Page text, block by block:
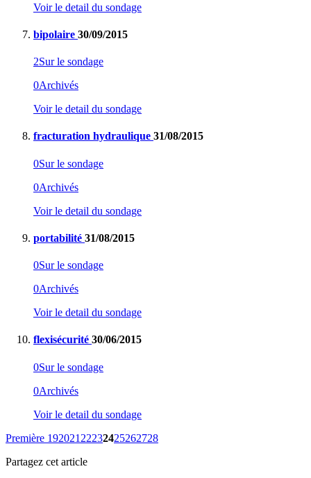
Voir le detail du sondage
bipolaire 30/09/2015
2Sur le sondage
0Archivés
Voir le detail du sondage
fracturation hydraulique 31/08/2015
0Sur le sondage
0Archivés
Voir le detail du sondage
portabilité 31/08/2015
0Sur le sondage
0Archivés
Voir le detail du sondage
flexisécurité 30/06/2015
0Sur le sondage
0Archivés
Voir le detail du sondage
Première 192021 22232425262728
Partagez cet article